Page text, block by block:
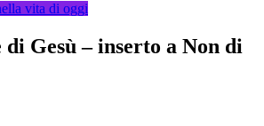
vita di oggi
Gesù – inserto a Non di